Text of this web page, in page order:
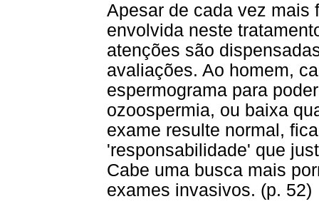
Apesar de cada vez mais
envolvida neste
atenções são
avaliações. Ao homem,
espermograma para
ozoospermia, ou baixa
exame resulte normal,
'responsabilidade' que
Cabe uma busca mais
exames invasivos. (p. 52)